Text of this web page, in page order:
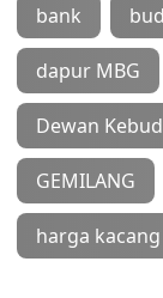
bank
dapur MBG
Dewan
GEMILANG
harga